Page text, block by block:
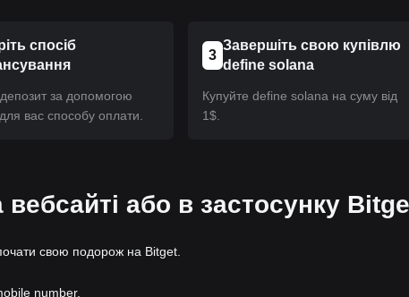
спосіб
депозит за допомогою
вас способу оплати.
3
Завершіть свою купівлю
define solana
Купуйте define solana на суму від
1$.
або в застосунку
свою подорож на Bitget.
number.